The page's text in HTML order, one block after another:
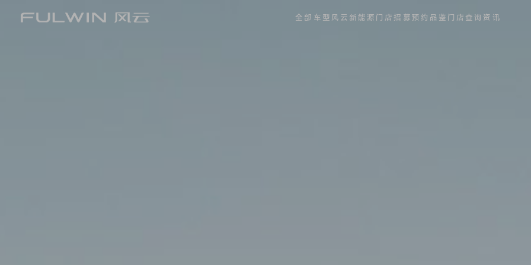
全部车型 风云新能源 门店招募 预约品鉴 门店查询 资讯